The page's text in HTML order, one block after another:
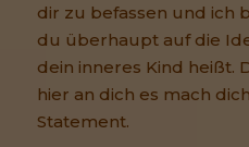
dir zu befassen und ich
du überhaupt auf die
dein inneres Kind heißt.
hier an dich es mach
Statement.